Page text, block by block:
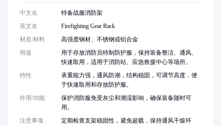
中文名
特备战服消防架
英文名
Firefighting Gear Rack
材质/材料
高强度钢材、不锈钢或铝合金
用途
用于存放消防员特制防护服，保持装备整洁、通风、
快速取用，适用于消防站、应急救援中心等场所。
特性
承重能力强，通风防潮，结构稳固，可调节高度，便
于快速取用和存放防护服。
作用/功能
保护消防服免受灰尘和潮湿影响，确保装备随时可
用。
注意事项
定期检查支架稳固性，避免超载，保持通风干燥环